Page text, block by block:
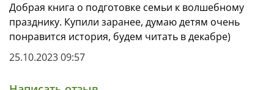
Добрая книга о подготовке семьи к волшебному
празднику. Купили заранее, думаю детям очень
понравится история, будем читать в декабре)
25.10.2023 09:57